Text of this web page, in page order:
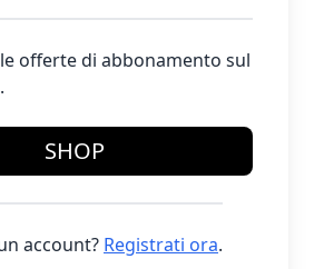
offerte di abbonamento sul
SHOP
account? Registrati ora.